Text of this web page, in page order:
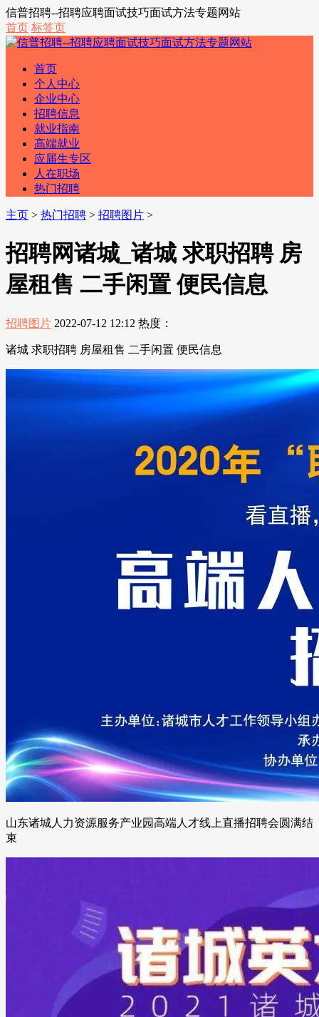
信普招聘--招聘应聘面试技巧面试方法专题网站
首页 标签页
首页
个人中心
企业中心
招聘信息
就业指南
高端就业
应届生专区
人在职场
热门招聘
主页 > 热门招聘 > 招聘图片 >
招聘网诸城_诸城 求职招聘 房
屋租售 二手闲置 便民信息
招聘图片 2022-07-12 12:12 热度：
诸城 求职招聘 房屋租售 二手闲置 便民信息
山东诸城人力资源服务产业园高端人才线上直播招聘会圆满结
束